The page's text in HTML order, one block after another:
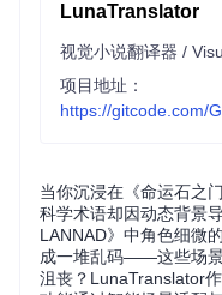
LunaTranslator
视觉小说翻译器 /
项目地址：
https://gitcode.com/
当你沉浸在《命运石之
科学术语却因动态背景
LANNAD》中角色细微
成一堆乱码——这些场景
沮丧？LunaTranslator